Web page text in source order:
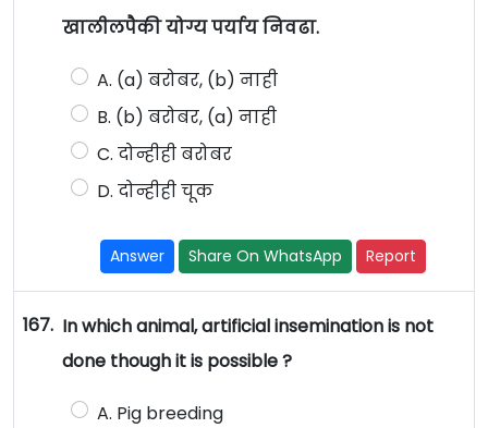
खालीलपैकी योग्य पर्याय निवढा.
A. (a) बरोबर, (b) नाही
B. (b) बरोबर, (a) नाही
C. दोन्हीही बरोबर
D. दोन्हीही चूक
Answer Share On WhatsApp Report
167. In which animal, artificial insemination is not
done though it is possible ?
A. Pig breeding